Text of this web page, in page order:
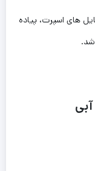
های اسپرت، پیاده